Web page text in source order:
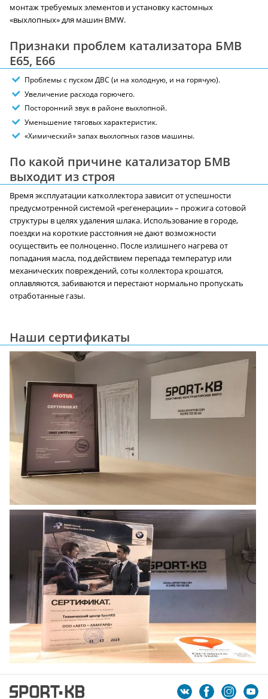
монтаж требуемых элементов и установку кастомных
«выхлопных» для машин BMW.
Признаки проблем катализатора БМВ
E65, E66
Проблемы с пуском ДВС (и на холодную, и на горячую).
Увеличение расхода горючего.
Посторонний звук в районе выхлопной.
Уменьшение тяговых характеристик.
«Химический» запах выхлопных газов машины.
По какой причине катализатор БМВ
выходит из строя
Время эксплуатации катколлектора зависит от успешности
предусмотренной системой «регенерации» – прожига сотовой
структуры в целях удаления шлака. Использование в городе,
поездки на короткие расстояния не дают возможности
осуществить ее полноценно. После излишнего нагрева от
попадания масла, под действием перепада температур или
механических повреждений, соты коллектора крошатся,
оплавляются, забиваются и перестают нормально пропускать
отработанные газы.
Наши сертификаты